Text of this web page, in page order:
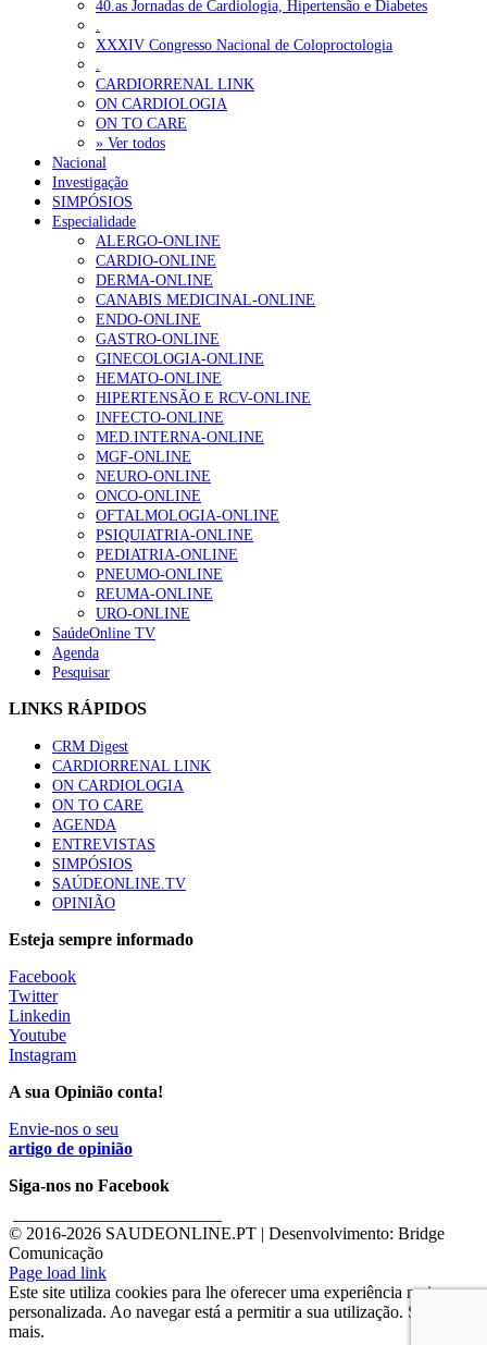
40.as Jornadas de Cardiologia, Hipertensão e Diabetes
XXXIV Congresso Nacional de Coloproctologia
CARDIORRENAL LINK
ON CARDIOLOGIA
ON TO CARE
» Ver todos
Nacional
Investigação
SIMPÓSIOS
Especialidade
ALERGO-ONLINE
CARDIO-ONLINE
DERMA-ONLINE
CANABIS MEDICINAL-ONLINE
ENDO-ONLINE
GASTRO-ONLINE
GINECOLOGIA-ONLINE
HEMATO-ONLINE
HIPERTENSÃO E RCV-ONLINE
INFECTO-ONLINE
MED.INTERNA-ONLINE
MGF-ONLINE
NEURO-ONLINE
ONCO-ONLINE
OFTALMOLOGIA-ONLINE
PSIQUIATRIA-ONLINE
PEDIATRIA-ONLINE
PNEUMO-ONLINE
REUMA-ONLINE
URO-ONLINE
SaúdeOnline TV
Agenda
Pesquisar
LINKS RÁPIDOS
CRM Digest
CARDIORRENAL LINK
ON CARDIOLOGIA
ON TO CARE
AGENDA
ENTREVISTAS
SIMPÓSIOS
SAÚDEONLINE.TV
OPINIÃO
Esteja sempre informado
Facebook
Twitter
Linkedin
Youtube
Instagram
A sua Opinião conta!
Envie-nos o seu
artigo de opinião
Siga-nos no Facebook
© 2016-2026 SAUDEONLINE.PT | Desenvolvimento: Bridge
Comunicação
Page load link
Este site utiliza cookies para lhe oferecer uma experiência mais
personalizada. Ao navegar está a permitir a sua utilização. Saber
mais.